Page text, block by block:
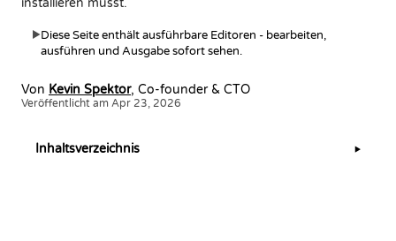
installieren musst.
▶Diese Seite enthält ausführbare Editoren - bearbeiten,
ausführen und Ausgabe sofort sehen.
Von Kevin Spektor, Co-founder & CTO
Veröffentlicht am Apr 23, 2026
Inhaltsverzeichnis ▶